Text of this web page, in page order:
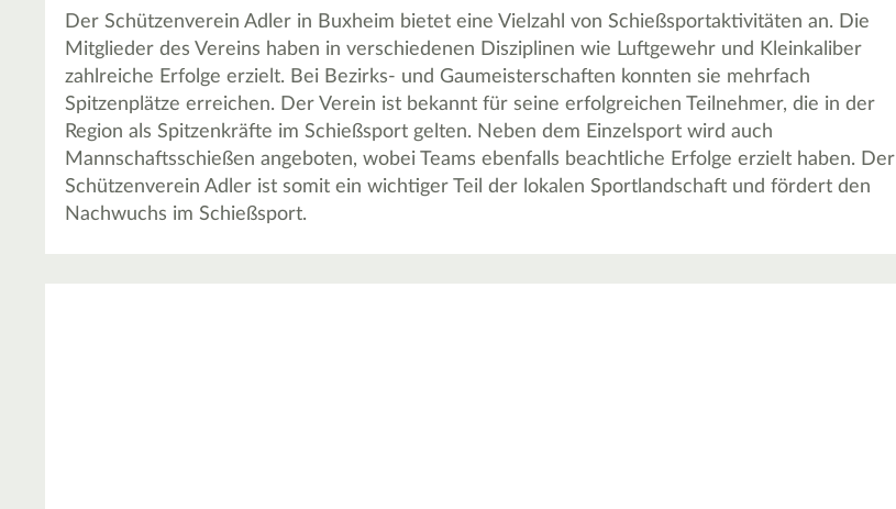
Der Schützenverein Adler in Buxheim bietet eine Vielzahl von Schießsportaktivitäten an. Die
Mitglieder des Vereins haben in verschiedenen Disziplinen wie Luftgewehr und Kleinkaliber
zahlreiche Erfolge erzielt. Bei Bezirks- und Gaumeisterschaften konnten sie mehrfach
Spitzenplätze erreichen. Der Verein ist bekannt für seine erfolgreichen Teilnehmer, die in der
Region als Spitzenkräfte im Schießsport gelten. Neben dem Einzelsport wird auch
Mannschaftsschießen angeboten, wobei Teams ebenfalls beachtliche Erfolge erzielt haben. Der
Schützenverein Adler ist somit ein wichtiger Teil der lokalen Sportlandschaft und fördert den
Nachwuchs im Schießsport.